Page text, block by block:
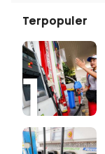
Terpopuler